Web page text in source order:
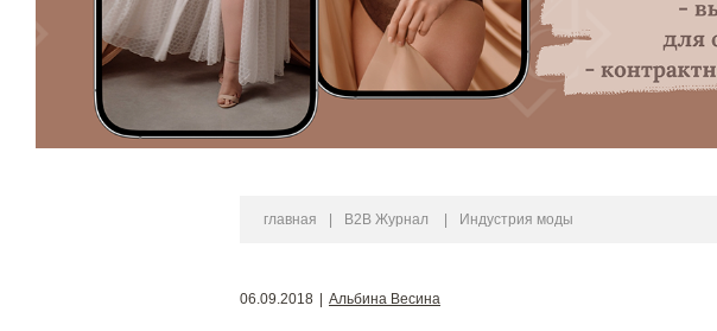
главная B2B Журнал Индустрия моды
06.09.2018 Альбина Весина